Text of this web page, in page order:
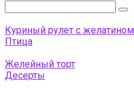
Куриный рулет с желатином
Птица
Желейный торт
Десерты